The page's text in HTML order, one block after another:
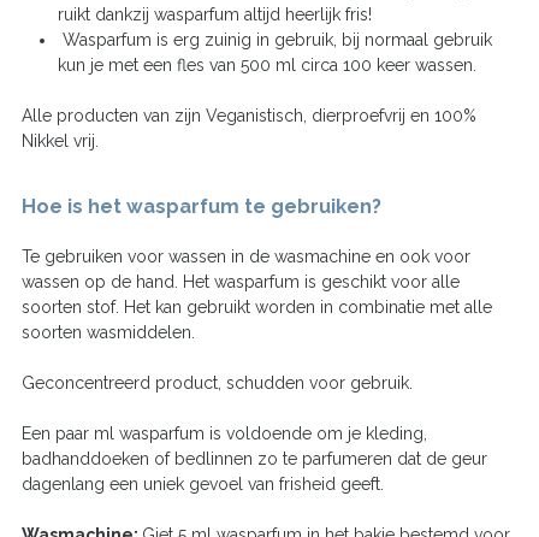
ruikt dankzij wasparfum altijd heerlijk fris!
Wasparfum is erg zuinig in gebruik, bij normaal gebruik
kun je met een fles van 500 ml circa 100 keer wassen.
Alle producten van zijn Veganistisch, dierproefvrij en 100%
Nikkel vrij.
Hoe is het wasparfum te gebruiken?
Te gebruiken voor wassen in de wasmachine en ook voor
wassen op de hand. Het wasparfum is geschikt voor alle
soorten stof. Het kan gebruikt worden in combinatie met alle
soorten wasmiddelen.
Geconcentreerd product, schudden voor gebruik.
Een paar ml wasparfum is voldoende om je kleding,
badhanddoeken of bedlinnen zo te parfumeren dat de geur
dagenlang een uniek gevoel van frisheid geeft.